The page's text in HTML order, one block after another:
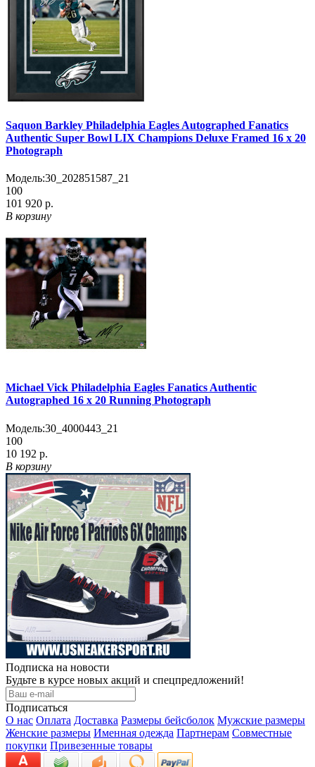
Saquon Barkley Philadelphia Eagles Autographed Fanatics
Authentic Super Bowl LIX Champions Deluxe Framed 16 x 20
Photograph
Модель:30_202851587_21
100
101 920 р.
В корзину
Michael Vick Philadelphia Eagles Fanatics Authentic
Autographed 16 x 20 Running Photograph
Модель:30_4000443_21
100
10 192 р.
В корзину
Подписка на новости
Будьте в курсе новых акций и спецпредложений!
Подписаться
О нас Оплата Доставка Размеры бейсболок Мужские размеры
Женские размеры Именная одежда Партнерам Совместные
покупки Привезенные товары